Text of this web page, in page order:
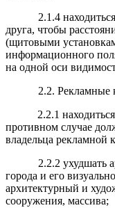
2.1.4
друга, чтобы
(щитовыми
информационного
на одной оси
2.2. Рекламные
2.2.1
противном случае
владельца рекламной
2.2.2 ухудшать
города и его
архитектурный и
сооружения, массива;